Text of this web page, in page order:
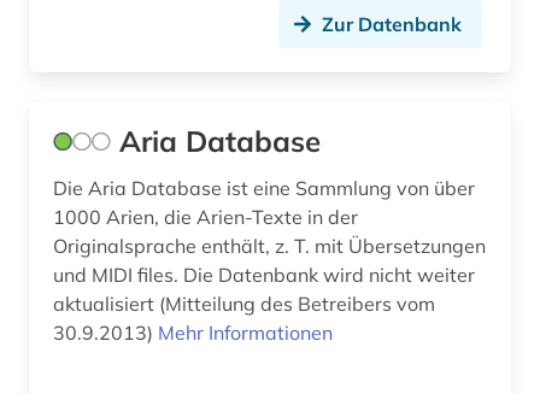
hampartsoum (1)
handbuch (2)
handschrift (1)
Zur Datenbank
Aria Database
Die Aria Database ist eine Sammlung von über
1000 Arien, die Arien-Texte in der
Originalsprache enthält, z. T. mit Übersetzungen
und MIDI files. Die Datenbank wird nicht weiter
aktualisiert (Mitteilung des Betreibers vom
30.9.2013) Mehr Informationen